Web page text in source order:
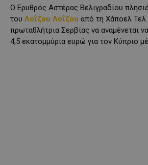
Ο Ερυθρός Αστέρας Βελιγραδίου
του Λοΐζου Λοΐζου από τη Χάποελ Τελ
πρωταθλήτρια Σερβίας να αναμένεται
4,5 εκατομμύρια ευρώ για τον Κύπριο